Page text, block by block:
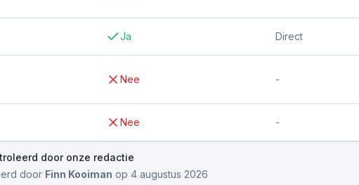
Ja Direct
Nee -
Nee -
door onze redactie
door Finn Kooiman op 4 augustus 2026